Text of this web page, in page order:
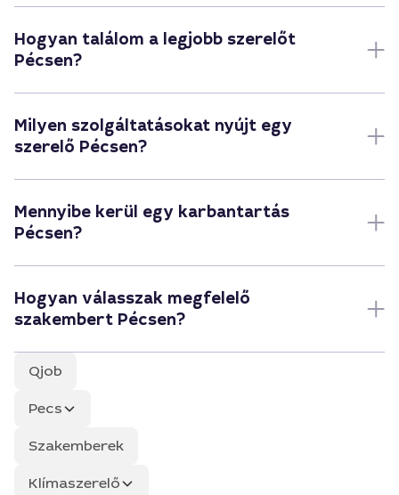
Hogyan találom a legjobb szerelőt
Pécsen?
Milyen szolgáltatásokat nyújt egy
szerelő Pécsen?
Mennyibe kerül egy karbantartás
Pécsen?
Hogyan válasszak megfelelő
szakembert Pécsen?
Qjob
Pecs
Szakemberek
Klímaszerelő